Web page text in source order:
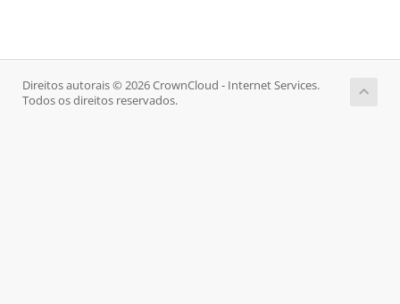
Direitos autorais © 2026 CrownCloud - Internet Services.
Todos os direitos reservados.